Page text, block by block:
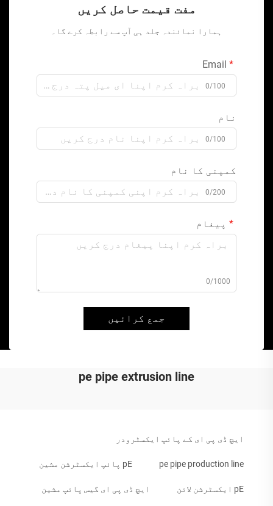
مفت قیمت حاصل کریں
ہمارا نمائندہ جلد ہی آپ سے رابطہ کرے گا۔
0/100
نام
0/100
کمپنی کا نام
0/200
پیغام
0/1000
جمع کرائیں
pe pipe extrusion line
ایچ ڈی پی ای کے پائپ ایکسٹرودر
pe pipe production line pE پائپ ایکسٹرشن مشین
pE ایکسٹرشن لائن ایچ ڈی پی ای گیس پائپ مشین